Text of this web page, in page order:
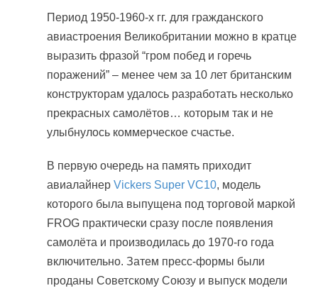
Период 1950-1960-х гг. для гражданского
авиастроения Великобритании можно в кратце
выразить фразой “гром побед и горечь
поражений” – менее чем за 10 лет британским
конструкторам удалось разработать несколько
прекрасных самолётов… которым так и не
улыбнулось коммерческое счастье.
В первую очередь на память приходит
авиалайнер Vickers Super VC10, модель
которого была выпущена под торговой маркой
FROG практически сразу после появления
самолёта и производилась до 1970-го года
включительно. Затем пресс-формы были
проданы Советскому Союзу и выпуск модели